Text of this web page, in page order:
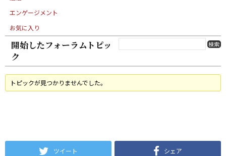
エンゲージメント
お気に入り
開始したフォーラムトピッ
ク
トピックが見つかりませんでした。
ツイート シェア